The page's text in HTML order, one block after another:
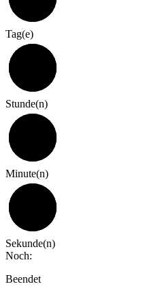
Tag(e)
Stunde(n)
Minute(n)
Sekunde(n)
Noch:
Beendet